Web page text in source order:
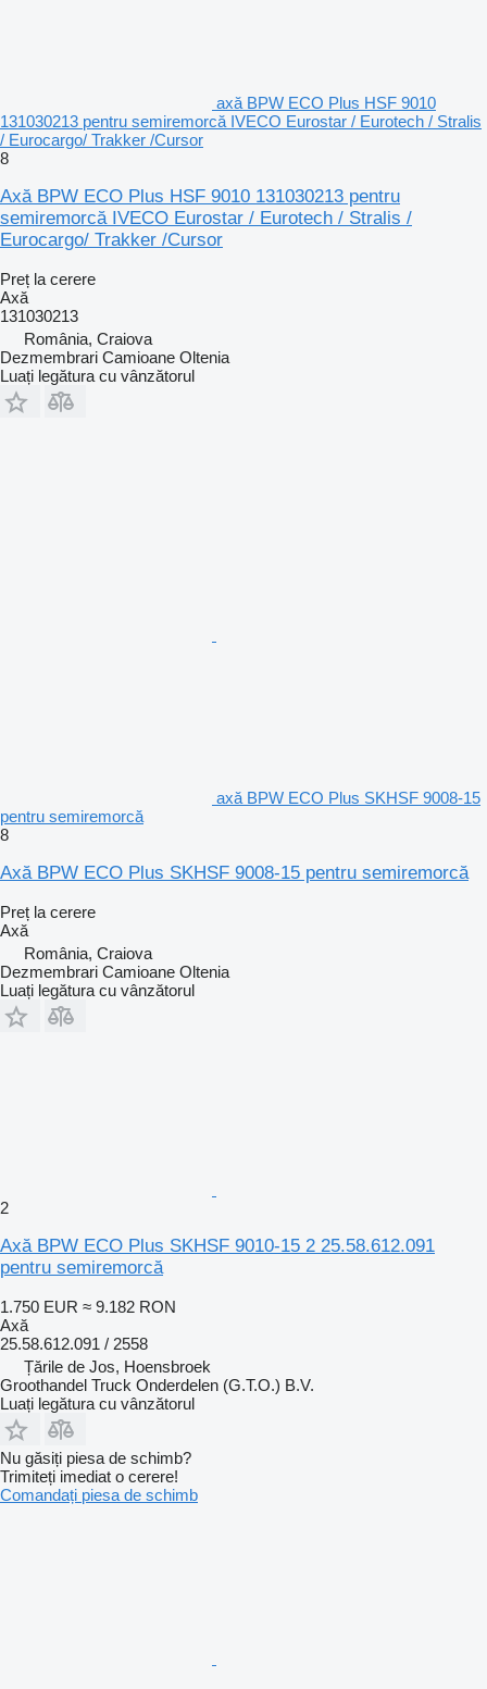
axă BPW ECO Plus HSF 9010
131030213 pentru semiremorcă IVECO Eurostar / Eurotech / Stralis
/ Eurocargo/ Trakker /Cursor
8
Axă BPW ECO Plus HSF 9010 131030213 pentru
semiremorcă IVECO Eurostar / Eurotech / Stralis /
Eurocargo/ Trakker /Cursor
Preț la cerere
Axă
131030213
România, Craiova
Dezmembrari Camioane Oltenia
Luați legătura cu vânzătorul
axă BPW ECO Plus SKHSF 9008-15
pentru semiremorcă
8
Axă BPW ECO Plus SKHSF 9008-15 pentru semiremorcă
Preț la cerere
Axă
România, Craiova
Dezmembrari Camioane Oltenia
Luați legătura cu vânzătorul
2
Axă BPW ECO Plus SKHSF 9010-15 2 25.58.612.091
pentru semiremorcă
1.750 EUR ≈ 9.182 RON
Axă
25.58.612.091 / 2558
Țările de Jos, Hoensbroek
Groothandel Truck Onderdelen (G.T.O.) B.V.
Luați legătura cu vânzătorul
Nu găsiți piesa de schimb?
Trimiteți imediat o cerere!
Comandați piesa de schimb